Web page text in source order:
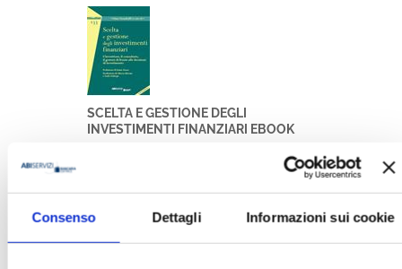
Consenso Dettagli Informazioni sui cookie
SCELTA E GESTIONE DEGLI
INVESTIMENTI FINANZIARI EBOOK